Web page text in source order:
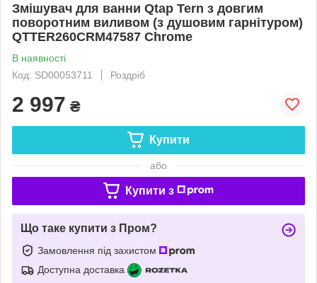
Змішувач для ванни Qtap Tern з довгим
поворотним виливом (з душовим гарнітуром)
QTTER260CRM47587 Chrome
В наявності
Код: SD00053711
Роздріб
2 997 ₴
Купити
або
Купити з
Що таке купити з Пром?
Замовлення під захистом
Доступна доставка